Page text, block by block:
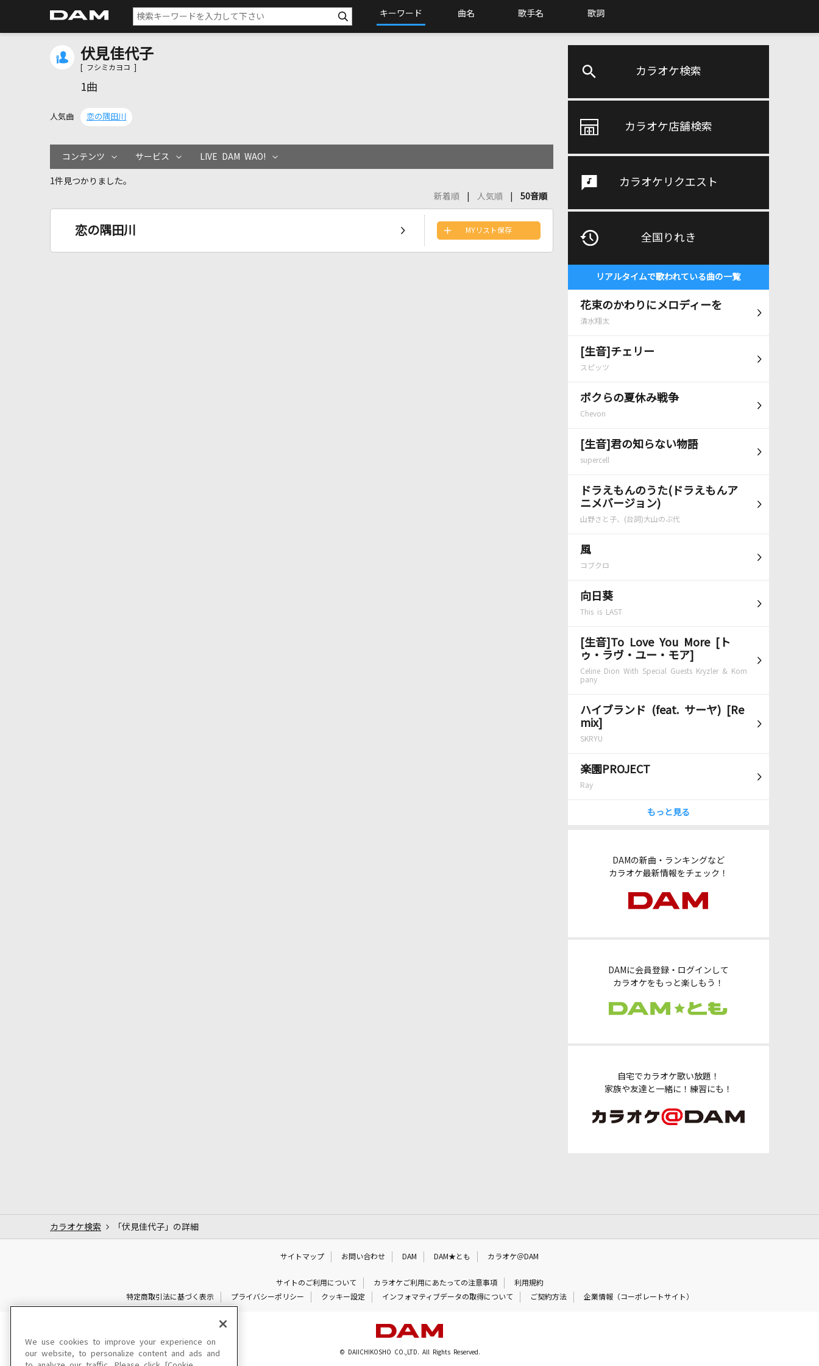
キーワード 曲名 歌手名 歌詞
カラオケ検索
カラオケ店舗検索
カラオケリクエスト
全国りれき
リアルタイムで歌われている曲の一覧
花束のかわりにメロディーを
清水翔太
[生音]チェリー
スピッツ
ボクらの夏休み戦争
Chevon
[生音]君の知らない物語
supercell
ドラえもんのうた(ドラえもんア
ニメバージョン)
山野さと子、(台詞)大山のぶ代
風
コブクロ
向日葵
This is LAST
[生音]To Love You More [ト
ゥ・ラヴ・ユー・モア]
Celine Dion With Special Guests Kryzler & Kom
pany
ハイブランド (feat. サーヤ) [Re
mix]
SKRYU
楽園PROJECT
Ray
もっと見る
DAMの新曲・ランキングなど
カラオケ最新情報をチェック！
DAMに会員登録・ログインして
カラオケをもっと楽しもう！
自宅でカラオケ歌い放題！
家族や友達と一緒に！練習にも！
伏見佳代子
[ フシミカヨコ ]
1曲
人気曲 恋の隅田川
コンテンツ サービス LIVE DAM WAO!
1件見つかりました。
新着順
人気順 50音順
恋の隅田川 MYリスト保存
カラオケ検索 「伏見佳代子」の詳細
サイトマップ お問い合わせ DAM DAM★とも カラオケ＠DAM
サイトのご利用について カラオケご利用にあたっての注意事項
利用規約
特定商取引法に基づく表示
プライバシーポリシー クッキー設定 インフォマティブデータの取得について ご契約方法 企業情報（コーポレートサイト）
© DAIICHIKOSHO CO.,LTD. All Rights Reserved.
We use cookies to improve your experience on
our website, to personalize content and ads and